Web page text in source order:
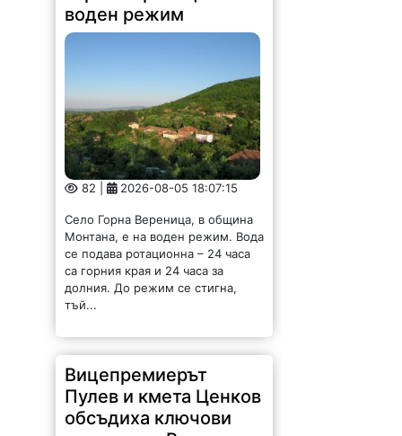
воден режим
82 | 2026-08-05 18:07:15
Село Горна Вереница, в община
Монтана, е на воден режим. Вода
се подава ротационна – 24 часа
са горния края и 24 часа за
долния. До режим се стигна,
тъй...
Вицепремиерът
Пулев и кмета Ценков
обсъдиха ключови